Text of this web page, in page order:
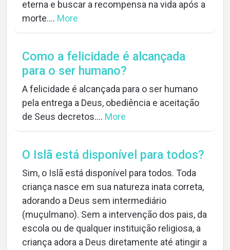
eterna e buscar a recompensa na vida após a
morte.... More
Como a felicidade é alcançada
para o ser humano?
A felicidade é alcançada para o ser humano
pela entrega a Deus, obediência e aceitação
de Seus decretos.... More
O Islã está disponível para todos?
Sim, o Islã está disponível para todos. Toda
criança nasce em sua natureza inata correta,
adorando a Deus sem intermediário
(muçulmano). Sem a intervenção dos pais, da
escola ou de qualquer instituição religiosa, a
criança adora a Deus diretamente até atingir a